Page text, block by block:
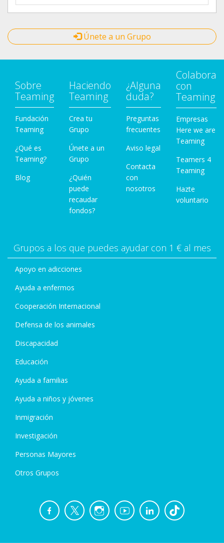
Únete a un Grupo
Sobre
Teaming
Fundación
Teaming
¿Qué es
Teaming?
Blog
Haciendo
Teaming
Crea tu
Grupo
Únete a un
Grupo
¿Quién
puede
recaudar
fondos?
¿Alguna
duda?
Preguntas
frecuentes
Aviso legal
Contacta
con
nosotros
Colabora
con
Teaming
Empresas
Here we are
Teaming
Teamers 4
Teaming
Hazte
voluntario
Grupos a los que puedes ayudar con 1 € al mes
Apoyo en adicciones
Ayuda a enfermos
Cooperación Internacional
Defensa de los animales
Discapacidad
Educación
Ayuda a familias
Ayuda a niños y jóvenes
Inmigración
Investigación
Personas Mayores
Otros Grupos